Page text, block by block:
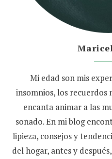
Mi edad son mis
insomnios, los recuerdos
encanta animar a las
soñado. En mi blog
lipieza, consejos y
del hogar, antes y